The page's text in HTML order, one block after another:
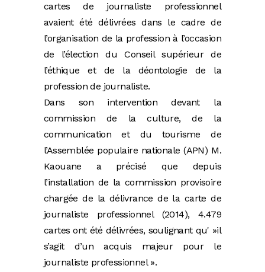
cartes de journaliste professionnel
avaient été délivrées dans le cadre de
l’organisation de la profession à l’occasion
de l’élection du Conseil supérieur de
l’éthique et de la déontologie de la
profession de journaliste.
Dans son intervention devant la
commission de la culture, de la
communication et du tourisme de
l’Assemblée populaire nationale (APN) M.
Kaouane a précisé que depuis
l’installation de la commission provisoire
chargée de la délivrance de la carte de
journaliste professionnel (2014), 4.479
cartes ont été délivrées, soulignant qu' »il
s’agit d’un acquis majeur pour le
journaliste professionnel ».